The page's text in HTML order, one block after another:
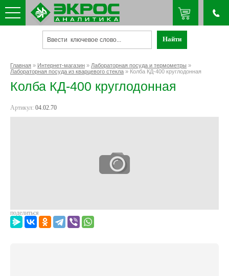
Главная » Интернет-магазин » Лабораторная посуда и термометры »
Лабораторная посуда из кварцевого стекла » Колба КД-400 круглодонная
Колба КД-400 круглодонная
Артикул: 04.02.70
поделиться